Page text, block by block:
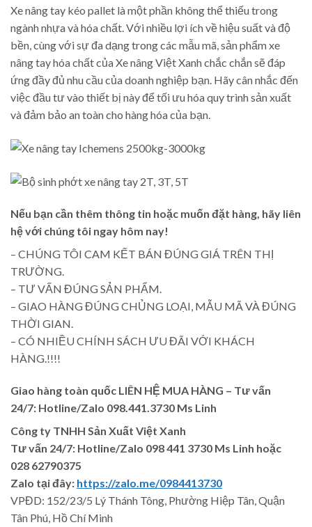
Xe nâng tay kéo pallet là một phần không thể thiếu trong
ngành nhựa và hóa chất. Với nhiều lợi ích về hiệu suất và độ
bền, cùng với sự đa dạng trong các mẫu mã, sản phẩm xe
nâng tay hóa chất của Xe nâng Việt Xanh chắc chắn sẽ đáp
ứng đầy đủ nhu cầu của doanh nghiệp bạn. Hãy cân nhắc đến
việc đầu tư vào thiết bị này để tối ưu hóa quy trình sản xuất
và đảm bảo an toàn cho hàng hóa của bạn.
Nếu bạn cần thêm thông tin hoặc muốn đặt hàng, hãy liên
hệ với chúng tôi ngay hôm nay!
– CHÚNG TÔI CAM KẾT BÁN ĐÚNG GIÁ TRÊN THỊ
TRƯỜNG.
– TƯ VẤN ĐÚNG SẢN PHẨM.
– GIAO HÀNG ĐÚNG CHỦNG LOẠI, MẪU MÃ VÀ ĐÚNG
THỜI GIAN.
– CÓ NHIỀU CHÍNH SÁCH ƯU ĐÃI VỚI KHÁCH
HÀNG.!!!!
Giao hàng toàn quốc LIÊN HỆ MUA HÀNG – Tư vấn
24/7: Hotline/Zalo 098.441.3730 Ms Linh
Công ty TNHH Sản Xuất Việt Xanh
Tư vấn 24/7: Hotline/Zalo 098 441 3730 Ms Linh hoặc
028 62790375
Zalo tại đây: https://zalo.me/0984413730
VPĐD: 152/23/5 Lý Thánh Tông, Phường Hiệp Tân, Quận
Tân Phú, Hồ Chí Minh